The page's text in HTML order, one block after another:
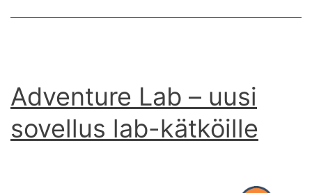
Adventure Lab – uusi
sovellus lab-kätköille